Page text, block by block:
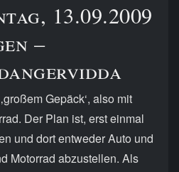
13.09.2009
–
Gepäck‘, also mit
Der Plan ist, erst einmal
und dort entweder Auto und
Motorrad abzustellen. Als